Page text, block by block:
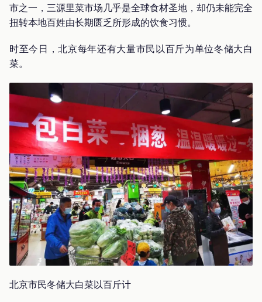
市之一，三源里菜市场几乎是全球食材圣地，却仍未能完全
扭转本地百姓由长期匮乏所形成的饮食习惯。
时至今日，北京每年还有大量市民以百斤为单位冬储大白
菜。
北京市民冬储大白菜以百斤计